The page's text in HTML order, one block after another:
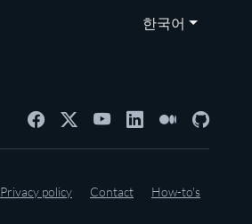
한국어
Privacy policy Contact How-to's